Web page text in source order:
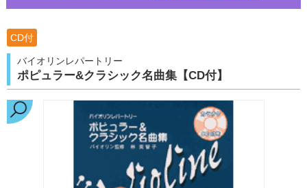
CD付
バイオリンレパートリー
ポピュラー&クラシック名曲集【CD付】